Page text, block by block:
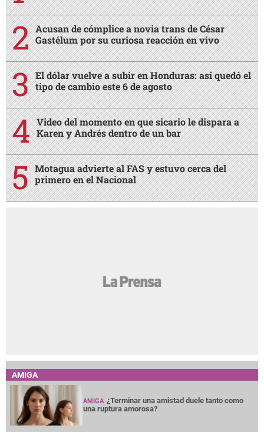
Acusan de cómplice a novia trans de César
Gastélum por su curiosa reacción en vivo
El dólar vuelve a subir en Honduras: así quedó el
tipo de cambio este 6 de agosto
Video del momento en que sicario le dispara a
Karen y Andrés dentro de un bar
Motagua advierte al FAS y estuvo cerca del
primero en el Nacional
AMIGA
AMIGA ¿Terminar una amistad duele tanto como
una ruptura amorosa?